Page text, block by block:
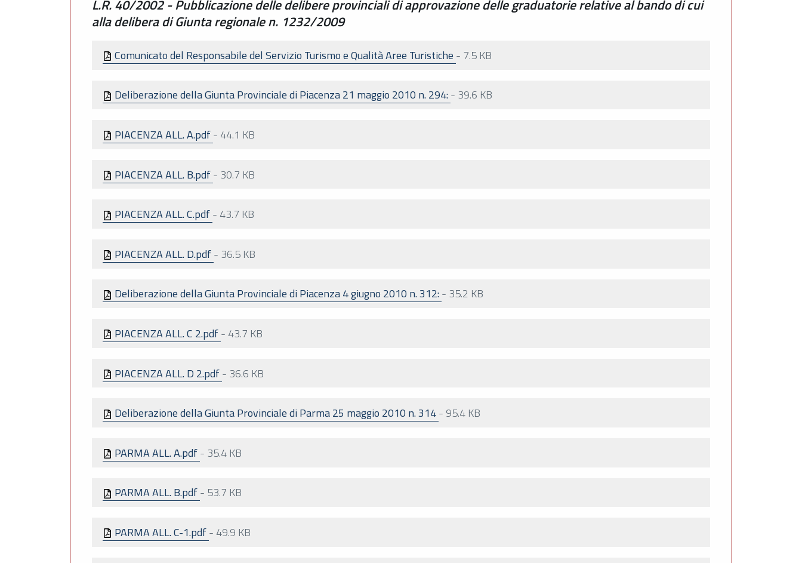
L.R. 40/2002 - Pubblicazione delle delibere provinciali di approvazione delle graduatorie relative al bando di cui
alla delibera di Giunta regionale n. 1232/2009
Comunicato del Responsabile del Servizio Turismo e Qualità Aree Turistiche - 7.5 KB
Deliberazione della Giunta Provinciale di Piacenza 21 maggio 2010 n. 294:- 39.6 KB
PIACENZA ALL. A.pdf- 44.1 KB
PIACENZA ALL. B.pdf- 30.7 KB
PIACENZA ALL. C.pdf- 43.7 KB
PIACENZA ALL. D.pdf- 36.5 KB
Deliberazione della Giunta Provinciale di Piacenza 4 giugno 2010 n. 312:- 35.2 KB
PIACENZA ALL. C 2.pdf- 43.7 KB
PIACENZA ALL. D 2.pdf- 36.6 KB
Deliberazione della Giunta Provinciale di Parma 25 maggio 2010 n. 314- 95.4 KB
PARMA ALL. A.pdf- 35.4 KB
PARMA ALL. B.pdf- 53.7 KB
PARMA ALL. C-1.pdf- 49.9 KB